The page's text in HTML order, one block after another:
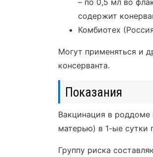
– по 0,5 мл во
содержит
Комбиотех
Могут применяться и
консерванта.
Показания
Вакцинация в
матерью) в 1-ые сутки
Группу риска